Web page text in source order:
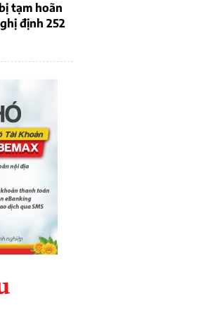
tạm hoãn
định 252